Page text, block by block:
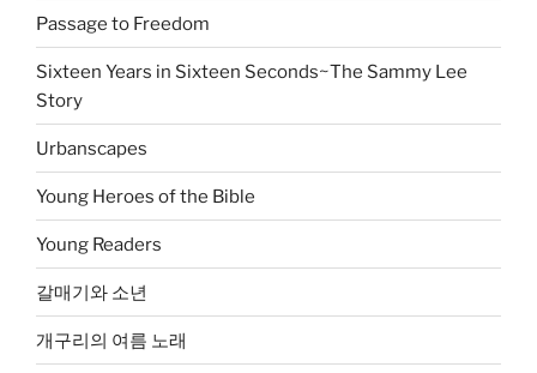
Passage to Freedom
Sixteen Years in Sixteen Seconds~The Sammy Lee
Story
Urbanscapes
Young Heroes of the Bible
Young Readers
갈매기와 소년
개구리의 여름 노래